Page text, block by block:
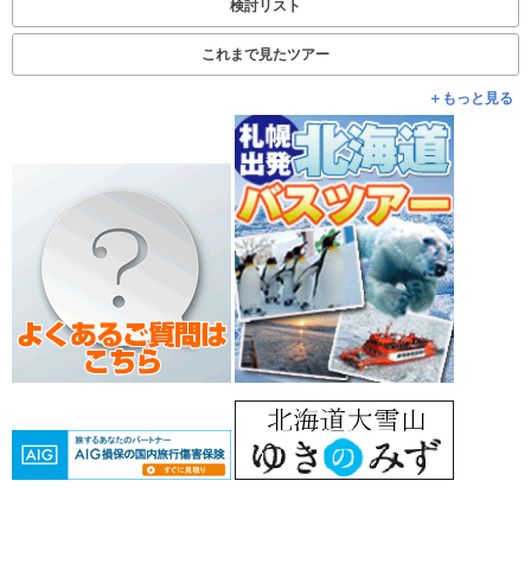
検討リスト
これまで見たツアー
＋もっと見る